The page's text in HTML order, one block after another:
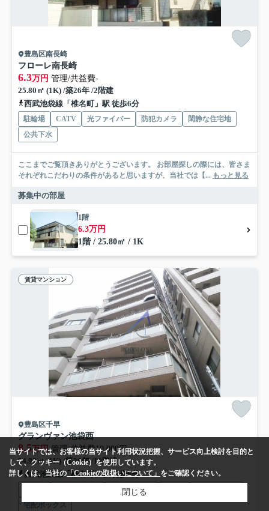
豊島区南長崎
フローレ南長崎
6.3万円 管理/共益費-
25.80㎡ (1K) /築26年 /2階建
西武池袋線「椎名町」駅 徒歩6分
駐輪場 CATV 光ファイバー 防犯カメラ
閑静な住宅地
公共下水
ここまでご覧頂きありがとうございます。 お部屋探しの際には、皆さま
それぞれこだわりの条件があると思いますが、当社では【... もっと見る
募集中の部屋
1階
6.3万円
1階 / 25.80㎡ / 1K
賃貸マンション
豊島区千早
グランヴァン池袋西
8.5万円管理/共益費10,000円
24.92㎡ (1K) /築26年 /10階建
西武池袋線「椎名町」駅 徒歩6分
エレベーター
宅配ボックス
当サイトでは、お客様の当サイト利用状況把握、サービス向上検討を目的と
して、クッキー（Cookie）を使用しています。
詳しくは、当社の「Cookieの取扱いについて」 をご確認ください。
閉じる